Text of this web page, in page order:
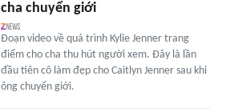
cha chuyển giới
Đoạn video về quá trình Kylie Jenner trang
điểm cho cha thu hút người xem. Đây là lần
đầu tiên cô làm đẹp cho Caitlyn Jenner sau khi
ông chuyển giới.